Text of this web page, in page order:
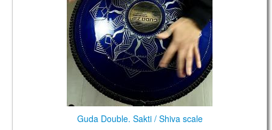
Guda Double. Sakti / Shiva scale